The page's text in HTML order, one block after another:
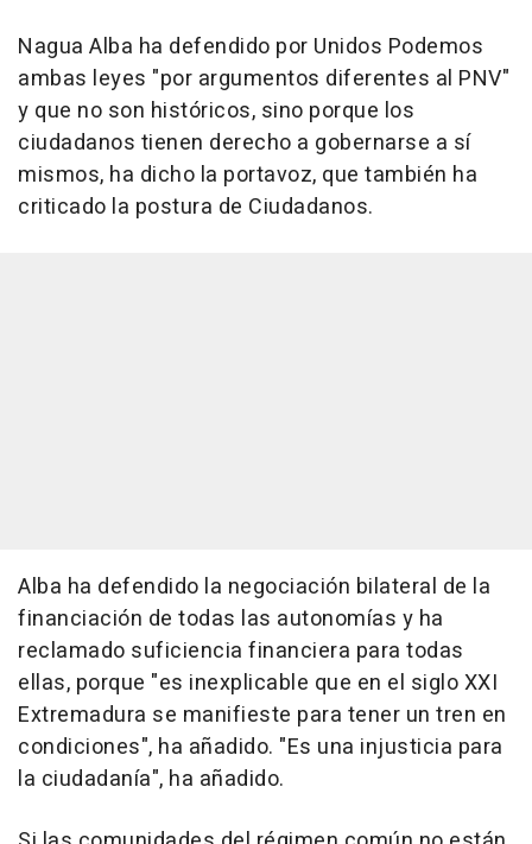
Nagua Alba ha defendido por Unidos Podemos
ambas leyes "por argumentos diferentes al PNV"
y que no son históricos, sino porque los
ciudadanos tienen derecho a gobernarse a sí
mismos, ha dicho la portavoz, que también ha
criticado la postura de Ciudadanos.
Alba ha defendido la negociación bilateral de la
financiación de todas las autonomías y ha
reclamado suficiencia financiera para todas
ellas, porque "es inexplicable que en el siglo XXI
Extremadura se manifieste para tener un tren en
condiciones", ha añadido. "Es una injusticia para
la ciudadanía", ha añadido.